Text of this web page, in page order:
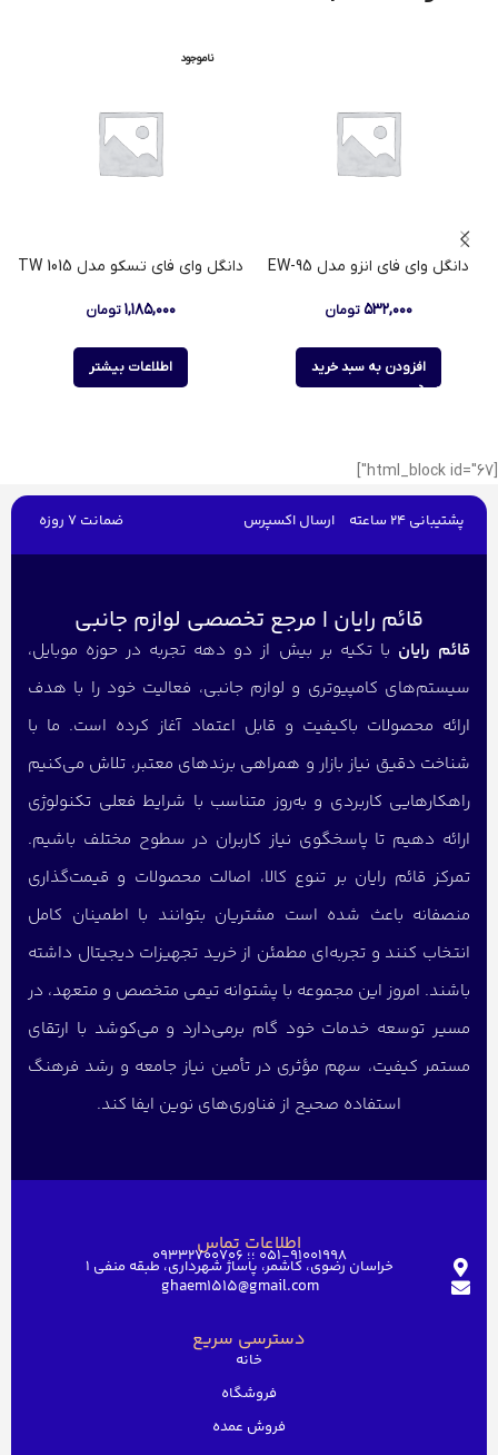
دانگل وای فای انزو مدل EW-95
۵۳۲,۰۰۰ تومان
افزودن به سبد خرید
ناموجود
دانگل وای فای تسکو مدل TW 1015
۱,۱۸۵,۰۰۰ تومان
اطلاعات بیشتر
[html_block id="67"]
پشتیبانی 24 ساعته ارسال اکسپرس ضمانت 7 روزه
قائم رایان | مرجع تخصصی لوازم جانبی
قائم رایان با تکیه بر بیش از دو دهه تجربه در حوزه موبایل،
سیستم‌های کامپیوتری و لوازم جانبی، فعالیت خود را با هدف
ارائه محصولات باکیفیت و قابل اعتماد آغاز کرده است. ما با
شناخت دقیق نیاز بازار و همراهی برندهای معتبر، تلاش می‌کنیم
راهکارهایی کاربردی و به‌روز متناسب با شرایط فعلی تکنولوژی
ارائه دهیم تا پاسخگوی نیاز کاربران در سطوح مختلف باشیم.
تمرکز قائم رایان بر تنوع کالا، اصالت محصولات و قیمت‌گذاری
منصفانه باعث شده است مشتریان بتوانند با اطمینان کامل
انتخاب کنند و تجربه‌ای مطمئن از خرید تجهیزات دیجیتال داشته
باشند. امروز این مجموعه با پشتوانه تیمی متخصص و متعهد، در
مسیر توسعه خدمات خود گام برمی‌دارد و می‌کوشد با ارتقای
مستمر کیفیت، سهم مؤثری در تأمین نیاز جامعه و رشد فرهنگ
استفاده صحیح از فناوری‌های نوین ایفا کند.
اطلاعات تماس051-91001998 ؛؛ 09332700706
خراسان رضوی، کاشمر، پاساژ شهرداری، طبقه منفی ۱
ghaem1515@gmail.com
دسترسی سریع
خانه
فروشگاه
فروش عمده